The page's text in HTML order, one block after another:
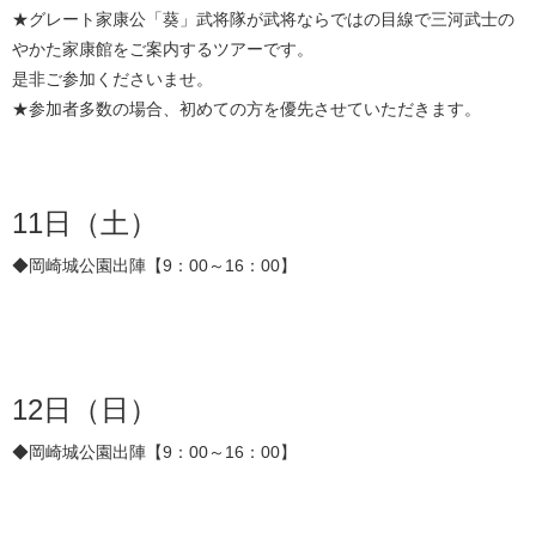
★グレート家康公「葵」武将隊が武将ならではの目線で三河武士の
やかた家康館をご案内するツアーです。
是非ご参加くださいませ。
★参加者多数の場合、初めての方を優先させていただきます。
11日（土）
◆岡崎城公園出陣【9：00～16：00】
12日（日）
◆岡崎城公園出陣【9：00～16：00】